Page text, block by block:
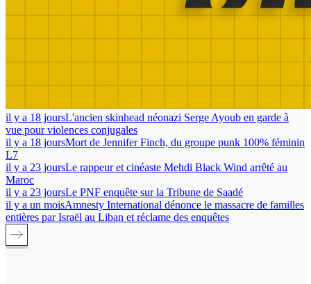
il y a 18 joursL'ancien skinhead néonazi Serge Ayoub en garde à
vue pour violences conjugales
il y a 18 joursMort de Jennifer Finch, du groupe punk 100% féminin
L7
il y a 23 joursLe rappeur et cinéaste Mehdi Black Wind arrêté au
Maroc
il y a 23 joursLe PNF enquête sur la Tribune de Saadé
il y a un moisAmnesty International dénonce le massacre de familles
entières par Israël au Liban et réclame des enquêtes